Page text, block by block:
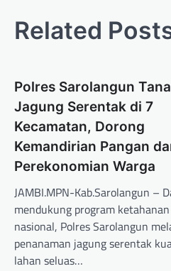
Related
Polres Sarolangun
Jagung Serentak di 7
Kecamatan, Dorong
Kemandirian Pangan
Perekonomian Warga
JAMBI.MPN-Kab.Sarolangun –
mendukung program
nasional, Polres Sarolangun
penanaman jagung serentak
lahan seluas…